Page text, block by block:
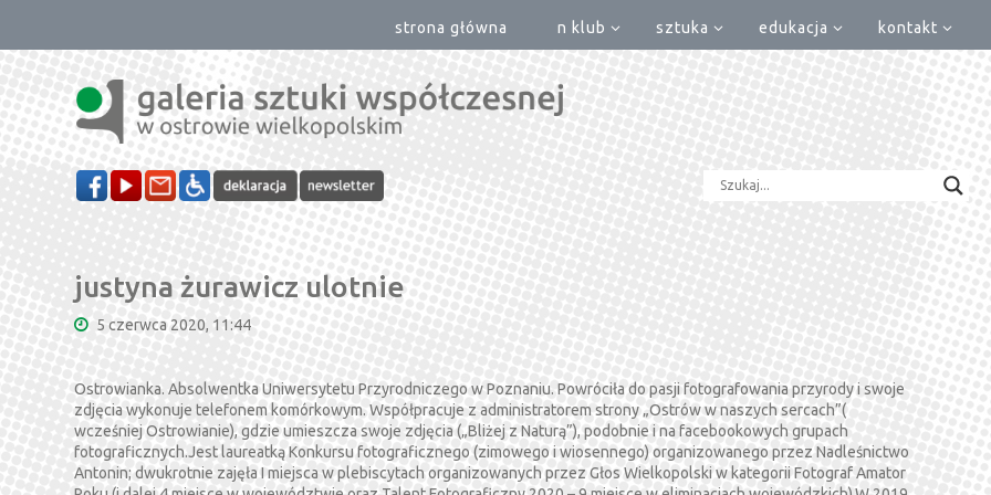
strona główna n klub sztuka edukacja kontakt
justyna żurawicz ulotnie
5 czerwca 2020, 11:44
Ostrowianka. Absolwentka Uniwersytetu Przyrodniczego w Poznaniu. Powróciła do pasji fotografowania przyrody i swoje
zdjęcia wykonuje telefonem komórkowym. Współpracuje z administratorem strony „Ostrów w naszych sercach”(
wcześniej Ostrowianie), gdzie umieszcza swoje zdjęcia („Bliżej z Naturą”), podobnie i na facebookowych grupach
fotograficznych.Jest laureatką Konkursu fotograficznego (zimowego i wiosennego) organizowanego przez Nadleśnictwo
Antonin; dwukrotnie zajęła I miejsca w plebiscytach organizowanych przez Głos Wielkopolski w kategorii Fotograf Amator